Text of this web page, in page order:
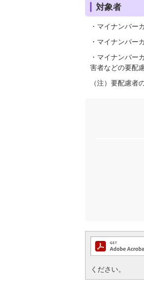
対象者
・マイナンバー
・マイナンバー
・マイナンバー
害者などの要配
（注）要配慮者
ください。